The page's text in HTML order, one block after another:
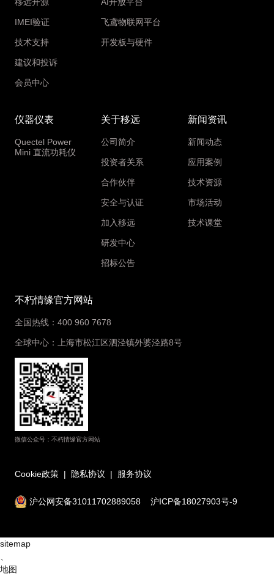
IMEI验证
技术支持
建议和投诉
会员中心
飞鸢物联网平台
开发板与硬件
仪器仪表
Quectel Power
Mini 直流功耗仪
关于移远
公司简介
投资者关系
合作伙伴
安全与认证
加入移远
研发中心
招标公告
新闻资讯
新闻动态
应用案例
技术资源
市场活动
技术课堂
不朽情缘官方网站
全国热线：400 960 7678
全球中心：上海市松江区泗泾镇外婆泾路8号
微信公众号：不朽情缘官方网站
Cookie政策 | 隐私协议 | 服务协议
沪公网安备31011702889058 沪ICP备18027903号-9
sitemap
地图